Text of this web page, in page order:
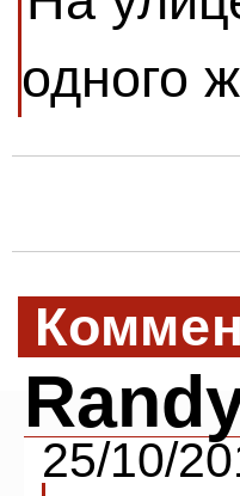
одного
25/10/